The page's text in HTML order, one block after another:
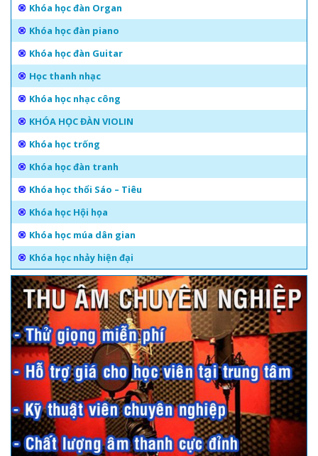
Khóa học đàn Organ
Khóa học đàn piano
Khóa học đàn Guitar
Học thanh nhạc
Khóa học nhạc công
KHÓA HỌC ĐÀN VIOLIN
Khóa học trống
Khóa học đàn tranh
Khóa học thổi Sáo – Tiêu
Khóa học Hội họa
Khóa học múa dân gian
Khóa học nhảy hiện đại